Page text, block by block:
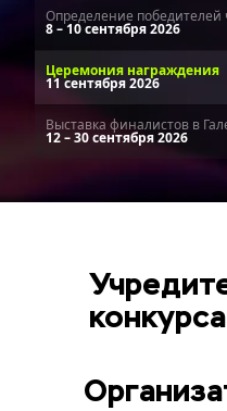
Определение
8 – 10 сентября 2026
Церемония награждения
11 сентября 2026
Выставка финалистов в
12 – 30 сентября 2026